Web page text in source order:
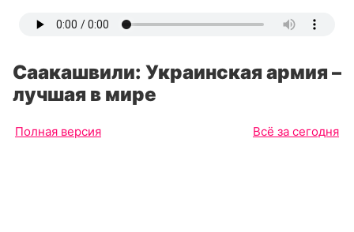
Саакашвили: Украинская армия –
лучшая в мире
Полная версия Всё за сегодня